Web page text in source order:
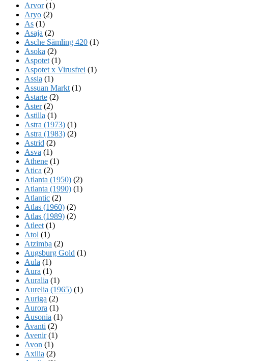
Arvor(1)
Aryo (2)
As (1)
Asaja (2)
Asche Sämling 420 (1)
Asoka (2)
Aspotet (1)
Aspotet x Virusfrei (1)
Assia (1)
Assuan Markt (1)
Astarte (2)
Aster(2)
Astilla (1)
Astra (1973) (1)
Astra (1983) (2)
Astrid (2)
Asva (1)
Athene (1)
Atica (2)
Atlanta (1950) (2)
Atlanta (1990) (1)
Atlantic (2)
Atlas (1960) (2)
Atlas (1989) (2)
Atleet (1)
Atol (1)
Atzimba (2)
Augsburg Gold (1)
Aula (1)
Aura (1)
Auralia (1)
Aurelia (1965) (1)
Auriga (2)
Aurora (1)
Ausonia (1)
Avanti (2)
Avenir(1)
Avon (1)
Axilia (2)